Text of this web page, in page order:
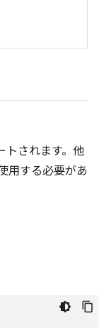
トされます。他
用する必要があ